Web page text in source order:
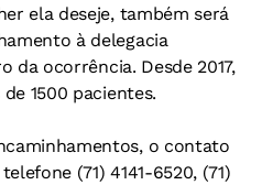
ela deseje, também será
à delegacia
da ocorrência. Desde 2017,
1500 pacientes.
o contato
(71) 4141-6520, (71)